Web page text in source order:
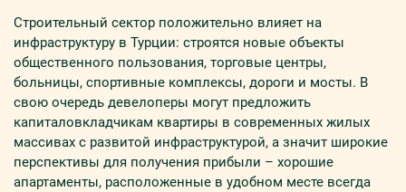
Строительный сектор положительно влияет на
инфраструктуру в Турции: строятся новые объекты
общественного пользования, торговые центры,
больницы, спортивные комплексы, дороги и мосты. В
свою очередь девелоперы могут предложить
капиталовкладчикам квартиры в современных жилых
массивах с развитой инфраструктурой, а значит широкие
перспективы для получения прибыли – хорошие
апартаменты, расположенные в удобном месте всегда